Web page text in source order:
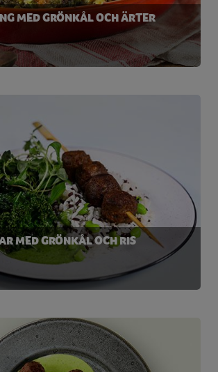
MED GRÖNKÅL OCH ÄRTER
MED GRÖNKÅL OCH RIS